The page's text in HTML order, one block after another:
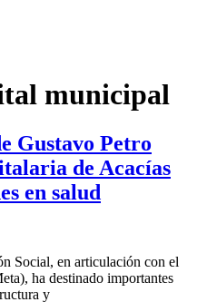
municipal
Gustavo Petro
de Acacías
en salud
Social, en articulación con el
ha destinado importantes
y